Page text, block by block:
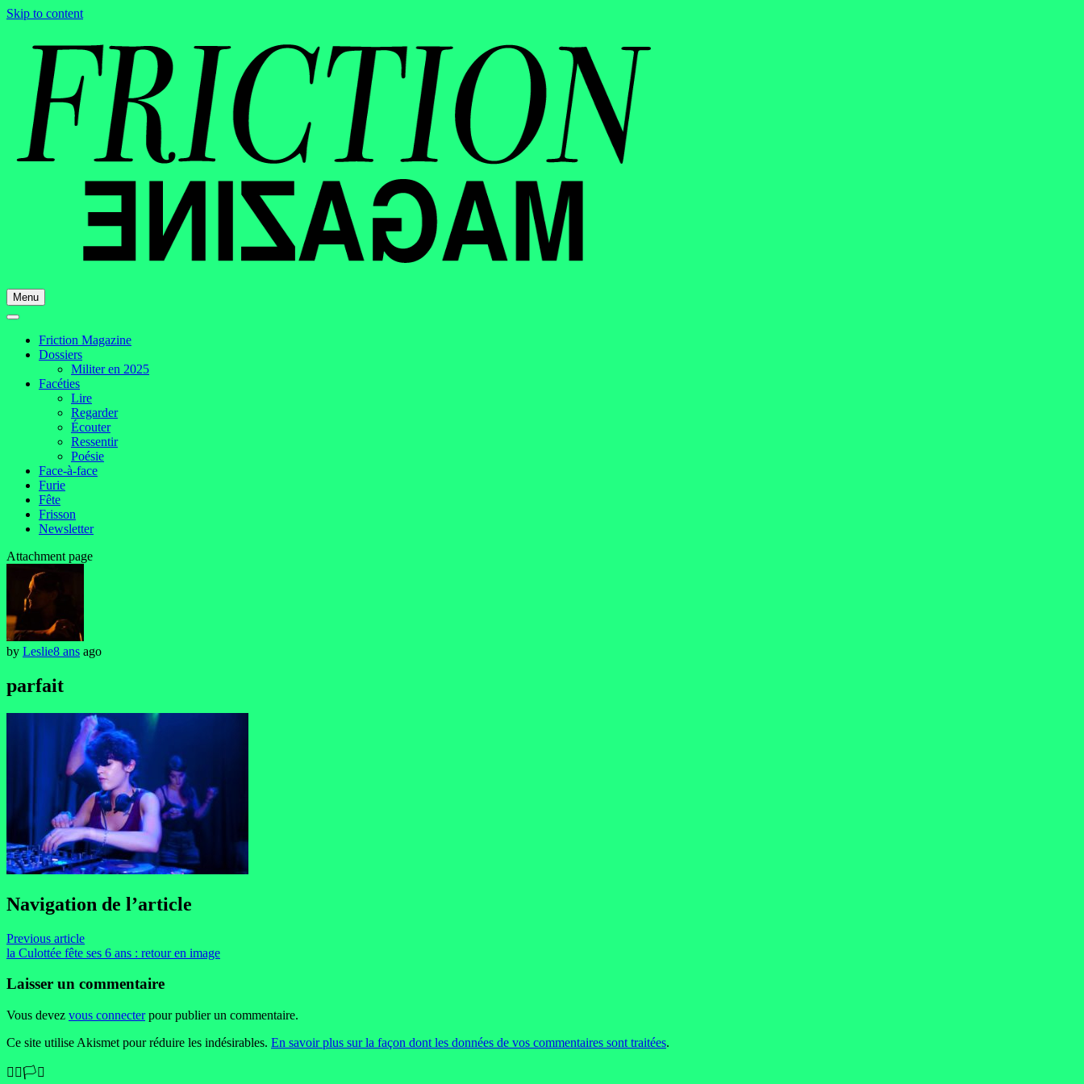
Skip to content
Menu
Friction Magazine
Dossiers
Militer en 2025
Facéties
Lire
Regarder
Écouter
Ressentir
Poésie
Face-à-face
Furie
Fête
Frisson
Newsletter
Attachment page
by Leslie8 ans ago
parfait
Navigation de l’article
Previous article
la Culottée fête ses 6 ans : retour en image
Laisser un commentaire
Vous devez vous connecterpour publier un commentaire.
Ce site utilise Akismet pour réduire les indésirables. En savoir plus sur la façon dont les données de vos commentaires sont traitées.
🏳️‍🌈🏳️‍⚧️